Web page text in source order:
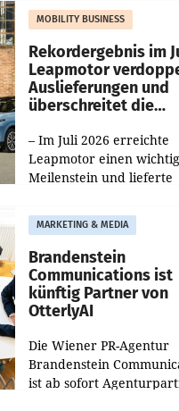
Die beiden Standorte
Haag sowie im rund
MOBILITY BUSINESS
Rekordergebnis im
Leapmotor
Auslieferungen und
überschreitet die
– Im Juli 2026 erreichte
Leapmotor einen
Meilenstein und lieferte
aus, womit sich das
gegenüber Juli 2025
verdoppelte (+102
MARKETING & MEDIA
Brandenstein
Communications ist
künftig Partner von
OtterlyAI
Die Wiener PR-Agentur
Brandenstein
ist ab sofort